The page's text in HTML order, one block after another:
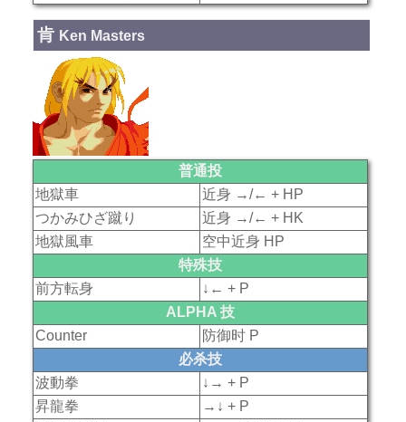
肯 Ken Masters
普通投
地獄車
近身 →/← + HP
つかみひざ蹴り
近身 →/← + HK
地獄風車
空中近身 HP
特殊技
前方転身
↓← + P
ALPHA 技
Counter
防御时 P
必杀技
波動拳
↓→ + P
昇龍拳
→↓ + P